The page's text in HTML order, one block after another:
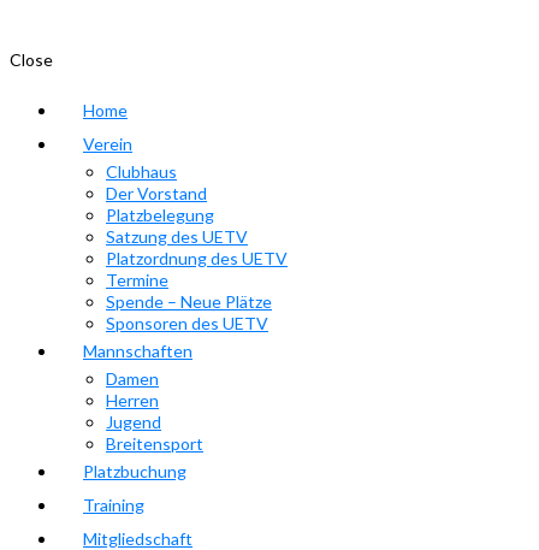
Close
Home
Verein
Clubhaus
Der Vorstand
Platzbelegung
Satzung des UETV
Platzordnung des UETV
Termine
Spende – Neue Plätze
Sponsoren des UETV
Mannschaften
Damen
Herren
Jugend
Breitensport
Platzbuchung
Training
Mitgliedschaft